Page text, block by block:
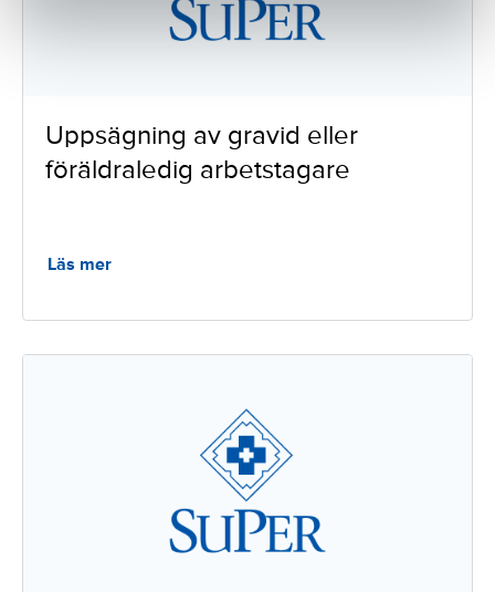
Uppsägning av gravid eller
föräldraledig arbetstagare
Läs mer